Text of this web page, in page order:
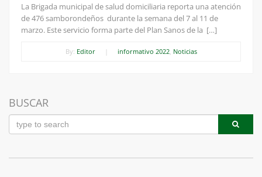
La Brigada municipal de salud domiciliaria reporta una atención
de 476 samborondeños durante la semana del 7 al 11 de
marzo. Este servicio forma parte del Plan Sanos de la […]
By: Editor informativo 2022, Noticias
BUSCAR